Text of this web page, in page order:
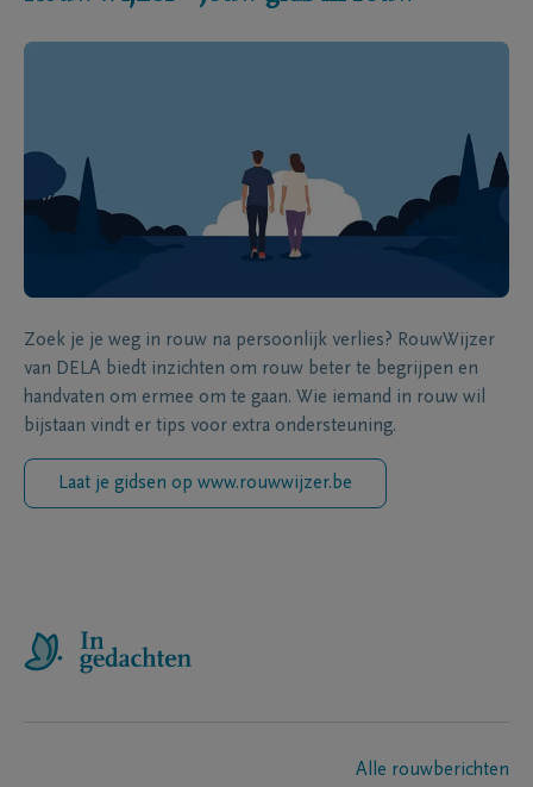
Zoek je je weg in rouw na persoonlijk verlies? RouwWijzer
van DELA biedt inzichten om rouw beter te begrijpen en
handvaten om ermee om te gaan. Wie iemand in rouw wil
bijstaan vindt er tips voor extra ondersteuning.
Laat je gidsen op www.rouwwijzer.be
Alle rouwberichten